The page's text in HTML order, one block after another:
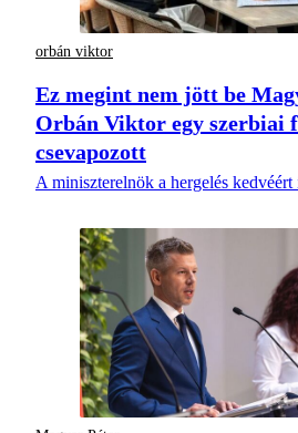
orbán viktor
Ez megint nem jött be
Orbán Viktor egy szerbiai
csevapozott
A miniszterelnök a hergelés kedvéért